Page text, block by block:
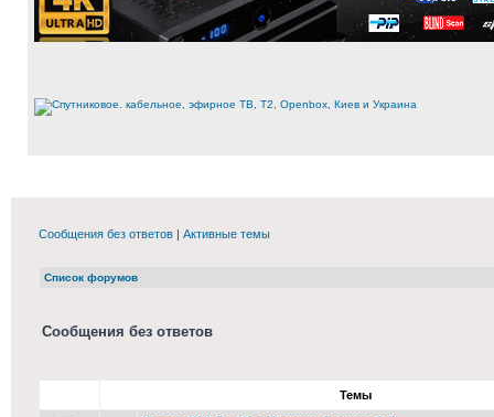
Сообщения без ответов | Активные темы
Список форумов
Сообщения без ответов
Темы